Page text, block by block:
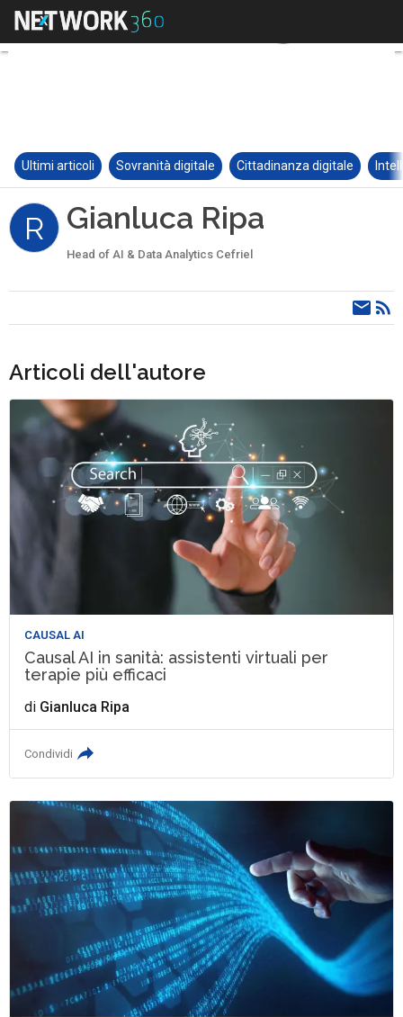
Ultimi articoli Sovranità digitale Cittadinanza digitale
R Gianluca Ripa
Head of AI & Data Analytics Cefriel
Articoli dell'autore
CAUSAL AI
Causal AI in sanità: assistenti virtuali per
terapie più efficaci
di Gianluca Ripa
Condividi